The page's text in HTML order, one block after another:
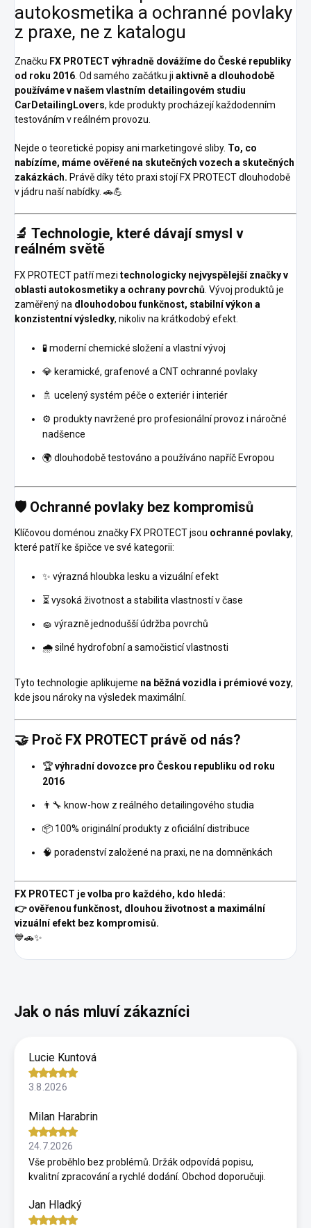
autokosmetika a ochranné povlaky
z praxe, ne z katalogu
Značku FX PROTECT výhradně dovážíme do České republiky
od roku 2016 . Od samého začátku ji aktivně a dlouhodobě
používáme v našem vlastním detailingovém studiu
CarDetailingLovers, kde produkty procházejí každodenním
testováním v reálném provozu.
Nejde o teoretické popisy ani marketingové sliby. To, co
nabízíme, máme ověřené na skutečných vozech a skutečných
zakázkách. Právě díky této praxi stojí FX PROTECT dlouhodobě
v jádru naší nabídky. 🚗💪
🔬 Technologie, které dávají smysl v
reálném světě
FX PROTECT patří mezi technologicky nejvyspělejší značky v
oblasti autokosmetiky a ochrany povrchů . Vývoj produktů je
zaměřený na dlouhodobou funkčnost, stabilní výkon a
konzistentní výsledky, nikoliv na krátkodobý efekt.
🧪 moderní chemické složení a vlastní vývoj
💎 keramické, grafenové a CNT ochranné povlaky
🚿 ucelený systém péče o exteriér i interiér
⚙️ produkty navržené pro profesionální provoz i náročné
nadšence
🌍 dlouhodobě testováno a používáno napříč Evropou
🛡️ Ochranné povlaky bez kompromisů
Klíčovou doménou značky FX PROTECT jsou ochranné povlaky,
které patří ke špičce ve své kategorii:
✨ výrazná hloubka lesku a vizuální efekt
⏳ vysoká životnost a stabilita vlastností v čase
🧽 výrazně jednodušší údržba povrchů
🌧️ silné hydrofobní a samočisticí vlastnosti
Tyto technologie aplikujeme na běžná vozidla i prémiové vozy,
kde jsou nároky na výsledek maximální.
🤝 Proč FX PROTECT právě od nás?
🏆výhradní dovozce pro Českou republiku od roku
2016
👨‍🔧 know-how z reálného detailingového studia
📦 100% originální produkty z oficiální distribuce
🧠 poradenství založené na praxi, ne na domněnkách
FX PROTECT je volba pro každého, kdo hledá:
👉 ověřenou funkčnost, dlouhou životnost a maximální
vizuální efekt bez kompromisů.
💙🚗✨
Lucie Kuntová
3.8.2026
Milan Harabrin
24.7.2026
Vše proběhlo bez problémů. Držák odpovídá popisu,
kvalitní zpracování a rychlé dodání. Obchod doporučuji.
Jan Hladký